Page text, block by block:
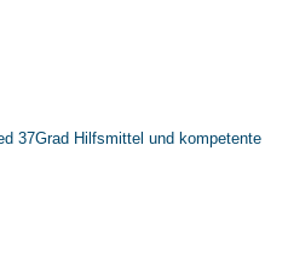
37Grad Hilfsmittel und kompetente